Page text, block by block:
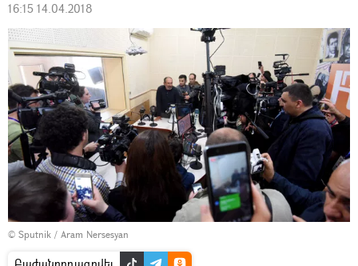
16:15 14.04.2018
© Sputnik / Aram Nersesyan